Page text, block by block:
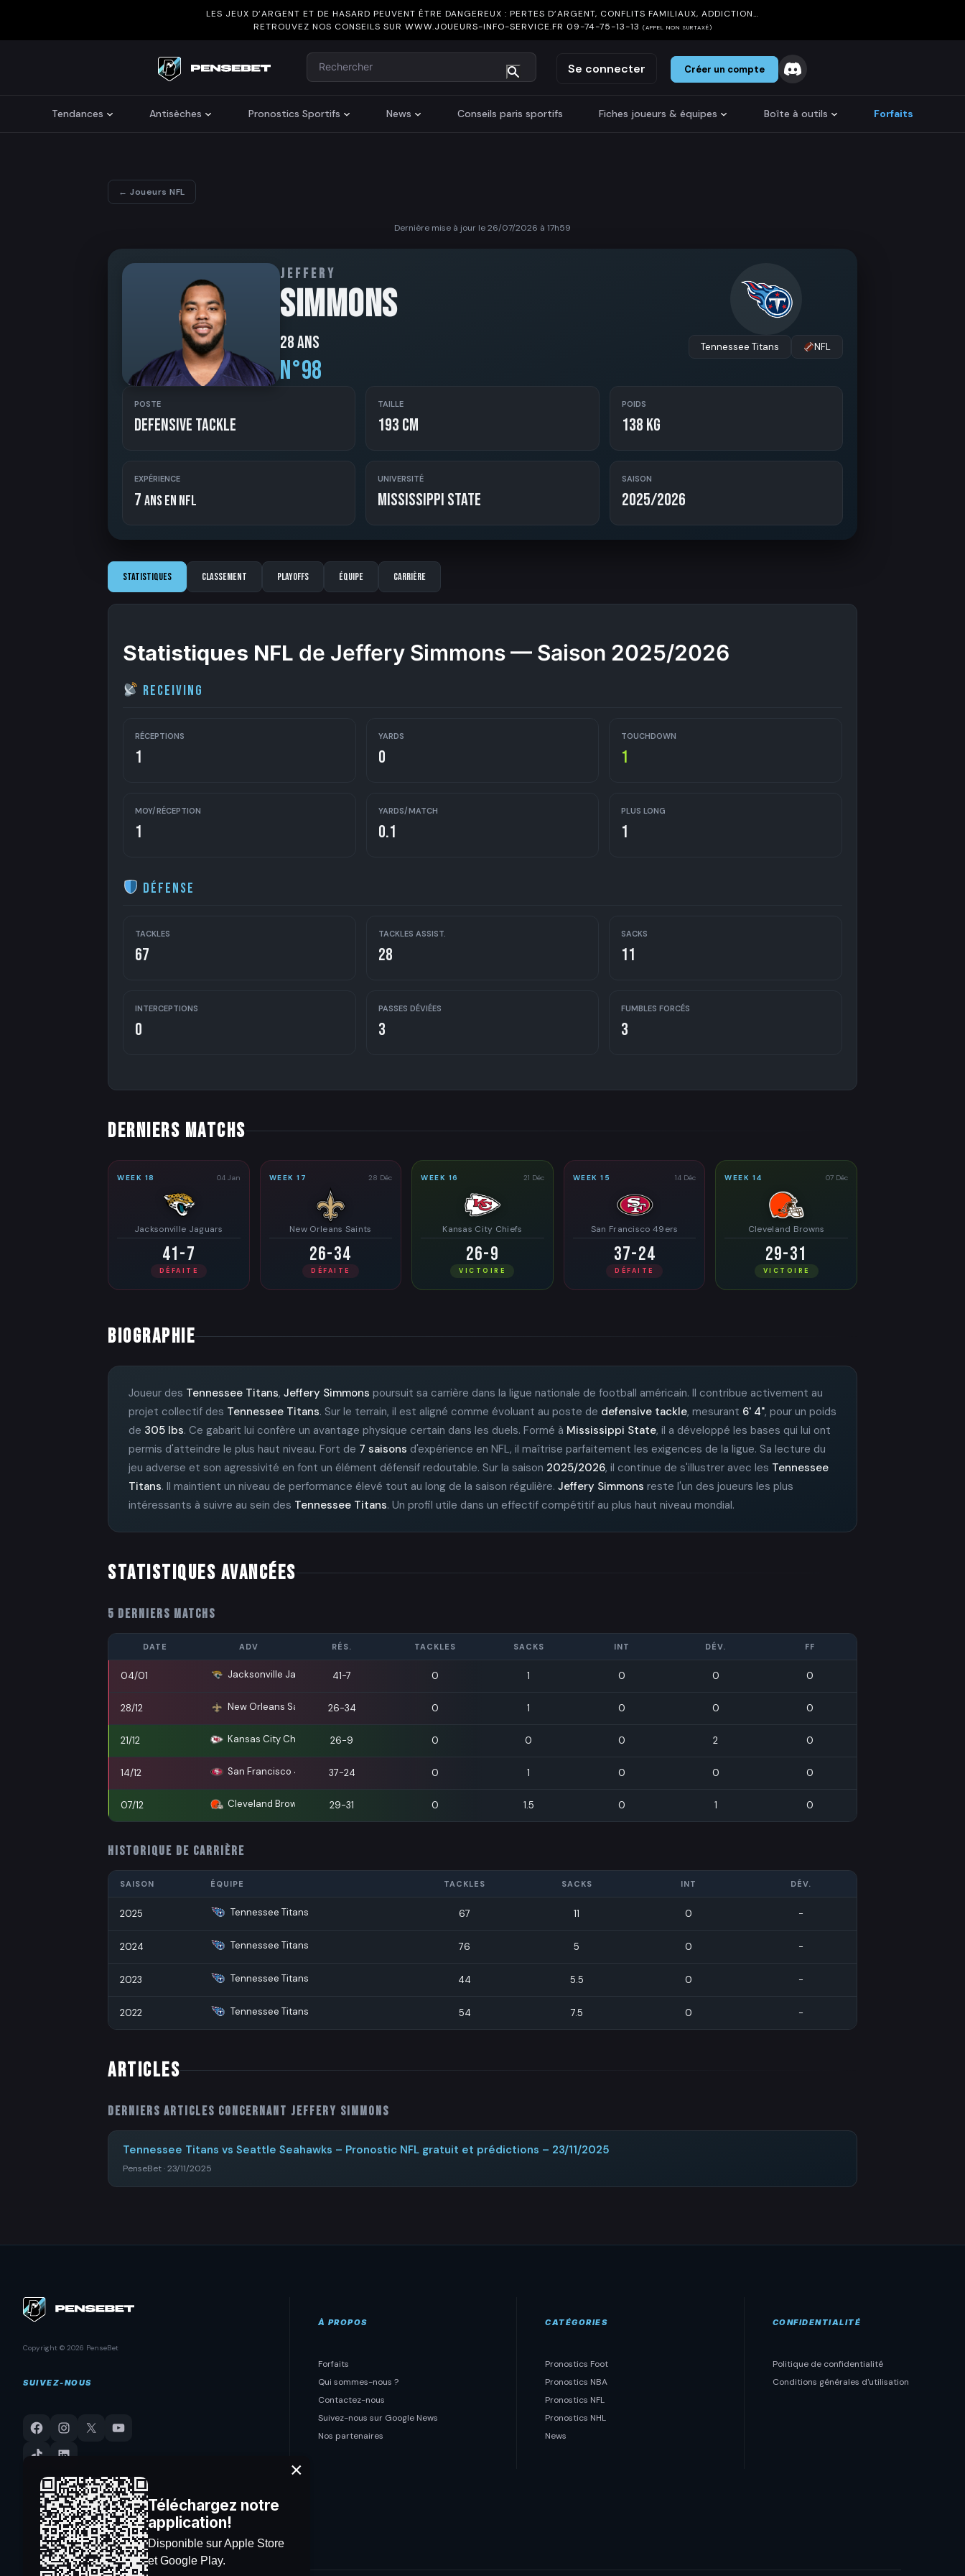
LES JEUX D’ARGENT ET DE HASARD PEUVENT ÊTRE DANGEREUX : PERTES D’ARGENT, CONFLITS FAMILIAUX, ADDICTION…
RETROUVEZ NOS CONSEILS SUR WWW.JOUEURS-INFO-SERVICE.FR 09-74-75-13-13 (APPEL NON SURTAXÉ)
Rechercher
Search Se connecter Créer un compte
Tendances Antisèches Pronostics Sportifs News Conseils paris sportifs Fiches joueurs & équipes Boîte à outils Forfaits
← Joueurs NFL
Dernière mise à jour le 26/07/2026 à 17h59
JEFFERY
SIMMONS
28 ans
N°98
Tennessee Titans NFL
POSTE
Defensive Tackle
TAILLE
193 cm
POIDS
138 kg
EXPÉRIENCE
7 ans en NFL
UNIVERSITÉ
Mississippi State
SAISON
2025/2026
Statistiques Classement Playoffs Équipe Carrière
Statistiques NFL de Jeffery Simmons — Saison 2025/2026
Receiving
RÉCEPTIONS
1
YARDS
0
TOUCHDOWN
1
MOY/RÉCEPTION
1
YARDS/MATCH
0.1
PLUS LONG
1
Défense
TACKLES
67
TACKLES ASSIST.
28
SACKS
11
INTERCEPTIONS
0
PASSES DÉVIÉES
3
FUMBLES FORCÉS
3
DERNIERS MATCHS
WEEK 18 04 Jan
Jacksonville Jaguars
41-7
DÉFAITE
WEEK 17 28 Déc
New Orleans Saints
26-34
DÉFAITE
WEEK 16 21 Déc
Kansas City Chiefs
26-9
VICTOIRE
WEEK 15 14 Déc
San Francisco 49ers
37-24
DÉFAITE
WEEK 14 07 Déc
Cleveland Browns
29-31
VICTOIRE
BIOGRAPHIE
Joueur des Tennessee Titans, Jeffery Simmons poursuit sa carrière dans la ligue nationale de football américain. Il contribue activement au
projet collectif des Tennessee Titans. Sur le terrain, il est aligné comme évoluant au poste de defensive tackle, mesurant 6' 4", pour un poids
de 305 lbs. Ce gabarit lui confère un avantage physique certain dans les duels. Formé à Mississippi State, il a développé les bases qui lui ont
permis d'atteindre le plus haut niveau. Fort de 7 saisons d'expérience en NFL, il maîtrise parfaitement les exigences de la ligue. Sa lecture du
jeu adverse et son agressivité en font un élément défensif redoutable. Sur la saison 2025/2026, il continue de s'illustrer avec les Tennessee
Titans. Il maintient un niveau de performance élevé tout au long de la saison régulière. Jeffery Simmons reste l'un des joueurs les plus
intéressants à suivre au sein des Tennessee Titans. Un profil utile dans un effectif compétitif au plus haut niveau mondial.
STATISTIQUES AVANCÉES
5 DERNIERS MATCHS
DATE ADV RÉS. TACKLES SACKS INT DÉV. FF
04/01 Jacksonville Jaguars 41-7 0 1 0 0 0
28/12 New Orleans Saints 26-34 0 1 0 0 0
21/12 Kansas City Chiefs 26-9 0 0 0 2 0
14/12 San Francisco 49ers 37-24 0 1 0 0 0
07/12 Cleveland Browns 29-31 0 1.5 0 1 0
HISTORIQUE DE CARRIÈRE
SAISON ÉQUIPE TACKLES SACKS INT DÉV.
2025 Tennessee Titans 67 11 0 -
2024 Tennessee Titans 76 5 0 -
2023 Tennessee Titans 44 5.5 0 -
2022 Tennessee Titans 54 7.5 0 -
ARTICLES
Derniers articles concernant Jeffery Simmons
Tennessee Titans vs Seattle Seahawks – Pronostic NFL gratuit et prédictions – 23/11/2025
PenseBet · 23/11/2025
Copyright © 2026 PenseBet
SUIVEZ-NOUS
À PROPOS
Forfaits
Qui sommes-nous ?
Contactez-nous
Suivez-nous sur Google News
Nos partenaires
CATÉGORIES
Pronostics Foot
Pronostics NBA
Pronostics NFL
Pronostics NHL
News
CONFIDENTIALITÉ
Politique de confidentialité
Conditions générales d'utilisation
Téléchargez notre
application!
Disponible sur Apple Store
et Google Play.
×